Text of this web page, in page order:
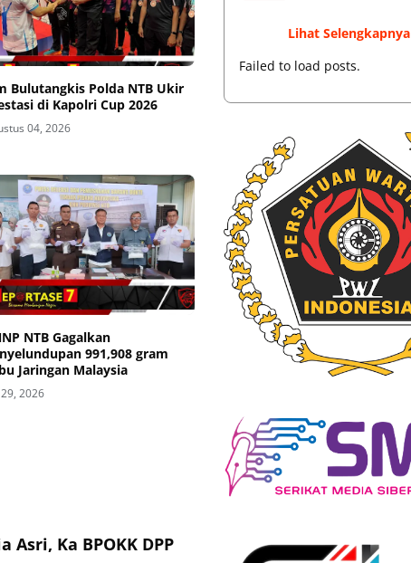
Bulutangkis Polda NTB Ukir
di Kapolri Cup 2026
04, 2026
NTB Gagalkan
991,908 gram
Jaringan Malaysia
29, 2026
Ka BPOKK DPP
Lihat Selengkapnya
Failed to load posts.